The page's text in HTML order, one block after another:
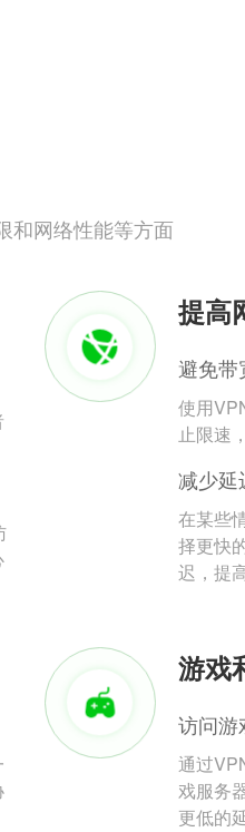
和网络性能等方面
提高
避免带
使用
止限速
减少延
在某些
择更快
迟，提
游戏
访问游
通过
戏服务
更低的